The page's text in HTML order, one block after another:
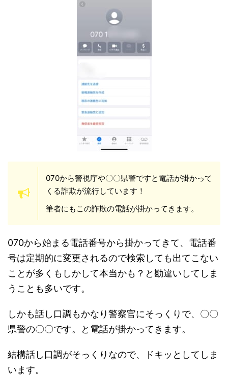
070から警視庁や〇〇県警ですと電話が掛かって
くる詐欺が流行しています！
筆者にもこの詐欺の電話が掛かってきます。
070から始まる電話番号から掛かってきて、電話番
号は定期的に変更されるので検索しても出てこない
ことが多くもしかして本当かも？と勘違いしてしま
うことも多いです。
しかも話し口調もかなり警察官にそっくりで、〇〇
県警の〇〇です。と電話が掛かってきます。
結構話し口調がそっくりなので、ドキッとしてしま
います。